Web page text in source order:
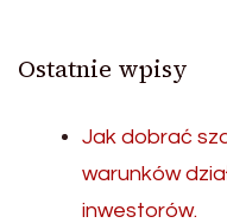
Ostatnie wpisy
Jak dobrać
warunków
inwestorów.